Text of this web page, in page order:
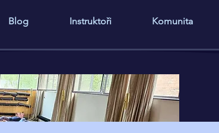
Blog Instruktoři Komunita